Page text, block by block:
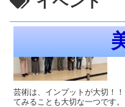
芸術は、インプットが大切！
てみることも大切な一つです